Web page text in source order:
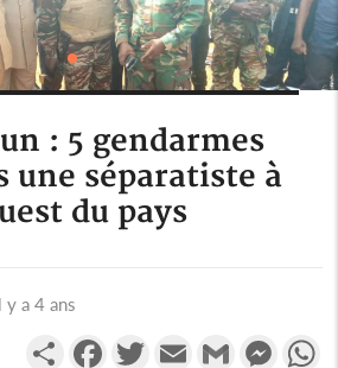
: 5 gendarmes
une séparatiste à
du pays
y a 4 ans
PartagerFacebookTwitterEmail Gmail